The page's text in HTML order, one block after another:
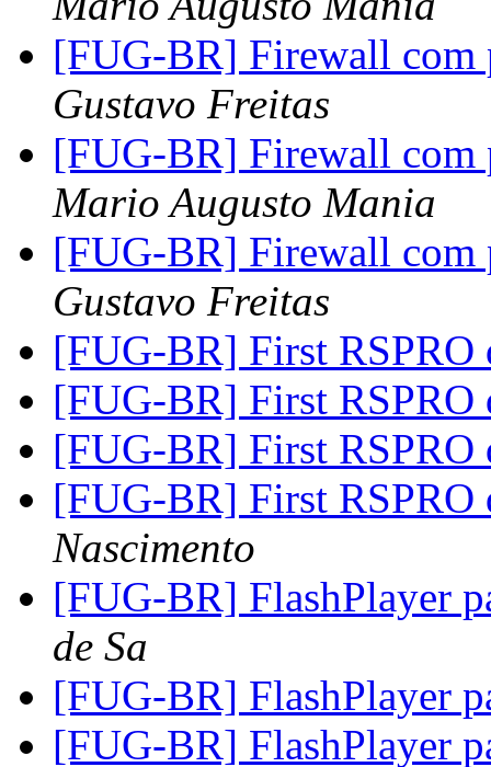
[FUG-BR] Firewall com
Gustavo Freitas
[FUG-BR] Firewall com
Mario Augusto Mania
[FUG-BR] Firewall com
Gustavo Freitas
[FUG-BR] First
[FUG-BR] First
[FUG-BR] First
[FUG-BR] First
Nascimento
[FUG-BR] FlashPlayer
de Sa
[FUG-BR] FlashPlayer
[FUG-BR] FlashPlayer